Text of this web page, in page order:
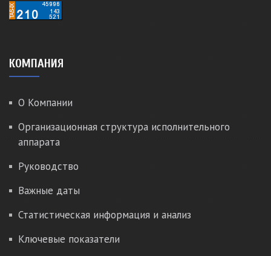
КОМПАНИЯ
О Компании
Организационная структура исполнительного
аппарата
Руководство
Важные даты
Статистическая информация и анализ
Ключевые показатели